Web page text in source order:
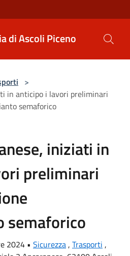
di Ascoli Piceno
>
in anticipo i lavori preliminari
semaforico
iniziati in
preliminari
semaforico
2024 • Sicurezza, Trasporti ,